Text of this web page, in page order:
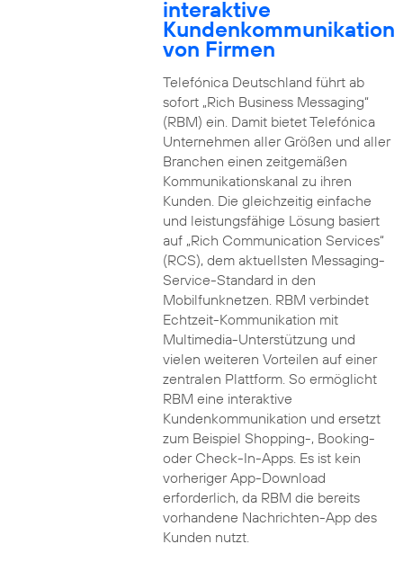
interaktive
Kundenkommunikation
von Firmen
Telefónica Deutschland führt ab
sofort „Rich Business Messaging“
(RBM) ein. Damit bietet Telefónica
Unternehmen aller Größen und aller
Branchen einen zeitgemäßen
Kommunikationskanal zu ihren
Kunden. Die gleichzeitig einfache
und leistungsfähige Lösung basiert
auf „Rich Communication Services“
(RCS), dem aktuellsten Messaging-
Service-Standard in den
Mobilfunknetzen. RBM verbindet
Echtzeit-Kommunikation mit
Multimedia-Unterstützung und
vielen weiteren Vorteilen auf einer
zentralen Plattform. So ermöglicht
RBM eine interaktive
Kundenkommunikation und ersetzt
zum Beispiel Shopping-, Booking-
oder Check-In-Apps. Es ist kein
vorheriger App-Download
erforderlich, da RBM die bereits
vorhandene Nachrichten-App des
Kunden nutzt.